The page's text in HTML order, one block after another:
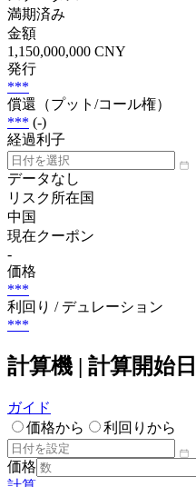
満期済み
金額
1,150,000,000 CNY
発行
***
償還（プット/コール権）
*** (-)
経過利子
データなし
リスク所在国
中国
現在クーポン
-
価格
***
利回り / デュレーション
***
計算機 | 計算開始日
ガイド
価格から
利回りから
価格